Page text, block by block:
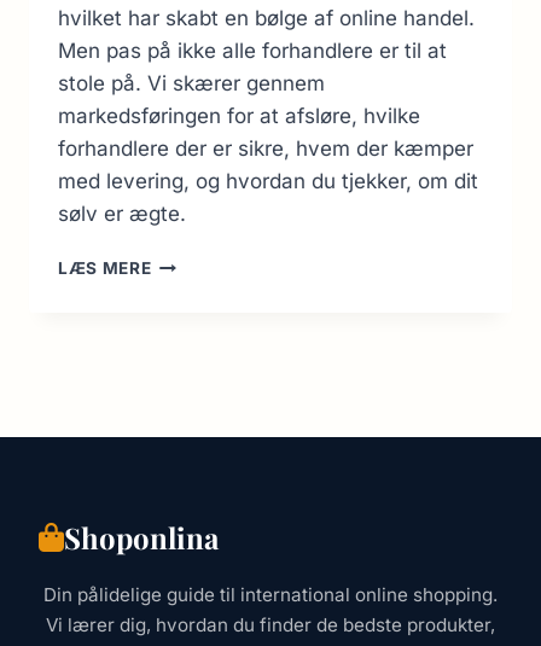
hvilket har skabt en bølge af online handel.
Men pas på ikke alle forhandlere er til at
stole på. Vi skærer gennem
markedsføringen for at afsløre, hvilke
forhandlere der er sikre, hvem der kæmper
med levering, og hvordan du tjekker, om dit
sølv er ægte.
LÆS MEREKØB
ADVARSLER
Shoponlina
Din pålidelige guide til international online shopping.
Vi lærer dig, hvordan du finder de bedste produkter,